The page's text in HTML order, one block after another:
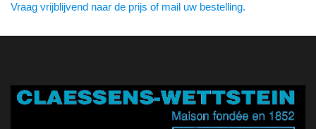
Vraag vrijblijvend naar de prijs of mail uw bestelling.